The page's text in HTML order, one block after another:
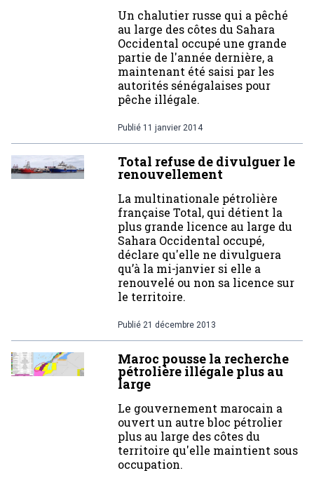
Un chalutier russe qui a pêché
au large des côtes du Sahara
Occidental occupé une grande
partie de l'année dernière, a
maintenant été saisi par les
autorités sénégalaises pour
pêche illégale.
Publié 11 janvier 2014
Total refuse de divulguer le
renouvellement
La multinationale pétrolière
française Total, qui détient la
plus grande licence au large du
Sahara Occidental occupé,
déclare qu'elle ne divulguera
qu’à la mi-janvier si elle a
renouvelé ou non sa licence sur
le territoire.
Publié 21 décembre 2013
Maroc pousse la recherche
pétrolière illégale plus au
large
Le gouvernement marocain a
ouvert un autre bloc pétrolier
plus au large des côtes du
territoire qu'elle maintient sous
occupation.